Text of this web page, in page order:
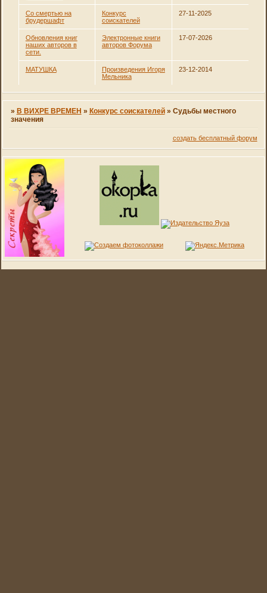
Со смертью на
брудершафт
Конкурс
соискателей
27-11-2025
Обновления книг
наших авторов в
сети.
Электронные книги
авторов Форума
17-07-2026
МАТУШКА
Произведения Игоря
Мельника
23-12-2014
» В ВИХРЕ ВРЕМЕН » Конкурс соискателей » Судьбы местного
значения
создать бесплатный форум